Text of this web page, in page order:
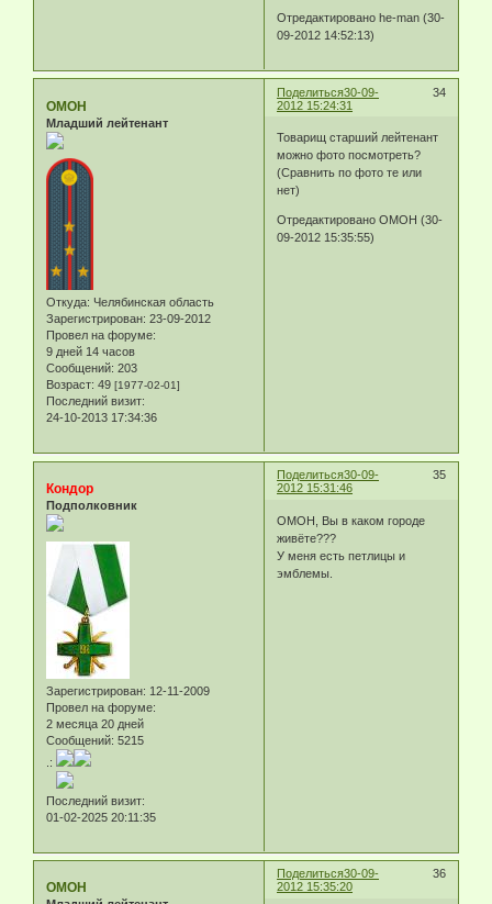
Отредактировано he-man (30-
09-2012 14:52:13)
Поделиться 34
30-09-
2012 15:24:31
ОМОН
Младший лейтенант
Откуда: Челябинская область
Зарегистрирован: 23-09-2012
Провел на форуме:
9 дней 14 часов
Сообщений: 203
Возраст: 49 [1977-02-01]
Последний визит:
24-10-2013 17:34:36
Товарищ старший лейтенант
можно фото посмотреть?
(Сравнить по фото те или
нет)
Отредактировано ОМОН (30-
09-2012 15:35:55)
Поделиться 35
30-09-
2012 15:31:46
Кондор
Подполковник
Зарегистрирован: 12-11-2009
Провел на форуме:
2 месяца 20 дней
Сообщений: 5215
.:
Последний визит:
01-02-2025 20:11:35
ОМОН, Вы в каком городе
живёте???
У меня есть петлицы и
эмблемы.
Поделиться 36
30-09-
2012 15:35:20
ОМОН